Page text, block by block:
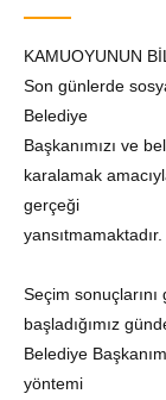
KAMUOYUNUN
Son günlerde
Belediye
Başkanımızı ve
karalamak
gerçeği
yansıtmamaktadır.
Seçim
başladığımız
Belediye
yöntemi